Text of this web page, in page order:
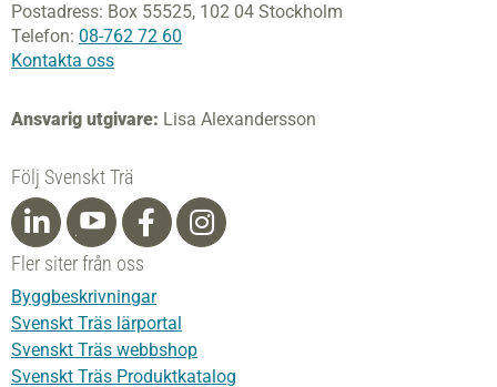
Postadress: Box 55525, 102 04 Stockholm
Telefon: 08-762 72 60
Kontakta oss
Ansvarig utgivare: Lisa Alexandersson
Följ Svenskt Trä
Fler siter från oss
Byggbeskrivningar
Svenskt Träs lärportal
Svenskt Träs webbshop
Svenskt Träs Produktkatalog